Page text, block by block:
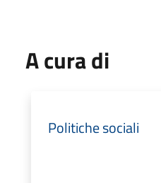
A cura di
Politiche sociali